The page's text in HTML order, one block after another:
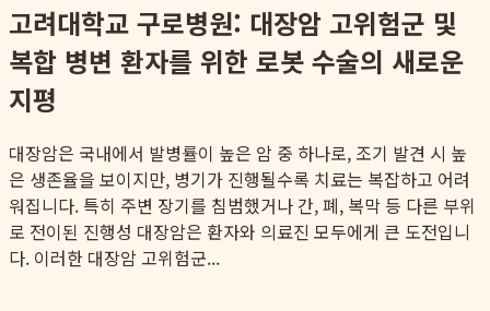
고려대학교 구로병원: 대장암 고위험군 및
복합 병변 환자를 위한 로봇 수술의 새로운
지평
대장암은 국내에서 발병률이 높은 암 중 하나로, 조기 발견 시 높
은 생존율을 보이지만, 병기가 진행될수록 치료는 복잡하고 어려
워집니다. 특히 주변 장기를 침범했거나 간, 폐, 복막 등 다른 부위
로 전이된 진행성 대장암은 환자와 의료진 모두에게 큰 도전입니
다. 이러한 대장암 고위험군...